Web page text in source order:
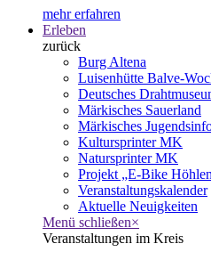
mehr erfahren
Erleben
zurück
Burg Altena
Luisenhütte Balve-
Deutsches
Märkisches Sauerland
Märkisches
Kultursprinter MK
Natursprinter MK
Projekt „E-Bike
Veranstaltungskalender
Aktuelle Neuigkeiten
Menü schließen×
Veranstaltungen im Kreis